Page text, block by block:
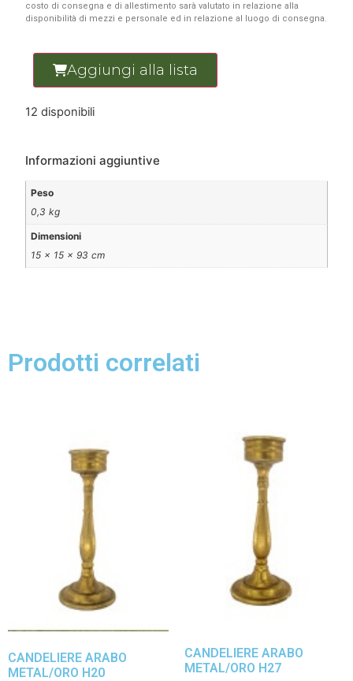
costo di consegna e di allestimento sarà valutato in relazione alla
disponibilità di mezzi e personale ed in relazione al luogo di consegna.
Aggiungi alla lista
12 disponibili
Informazioni aggiuntive
Peso
0,3 kg
Dimensioni
15 × 15 × 93 cm
Prodotti correlati
CANDELIERE ARABO
METAL/ORO H20
CANDELIERE ARABO
METAL/ORO H27